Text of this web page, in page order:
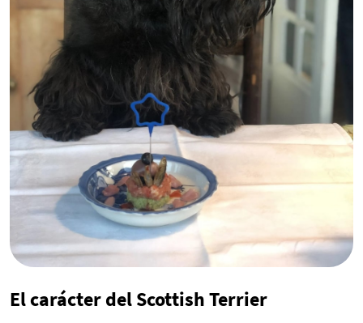
El carácter del Scottish Terrier